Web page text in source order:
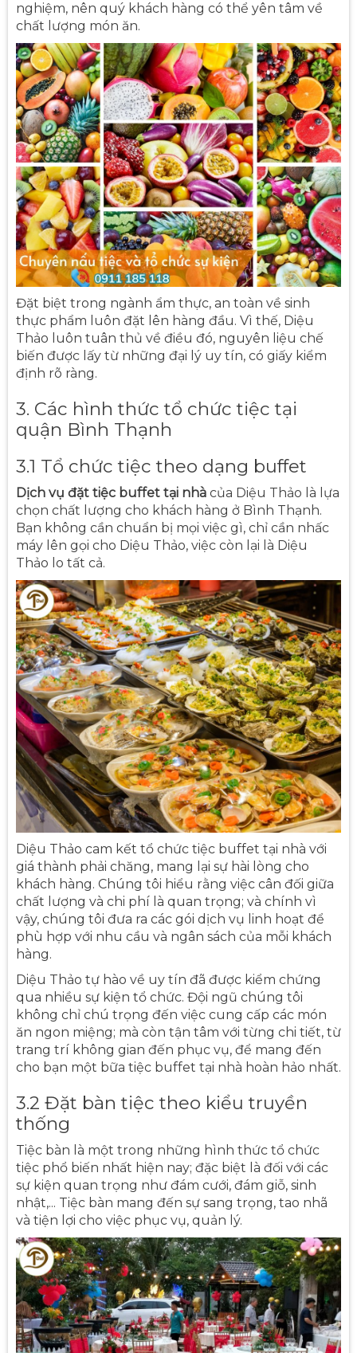
nghiệm, nên quý khách hàng có thể yên tâm về
chất lượng món ăn.
Đặt biệt trong ngành ẩm thực, an toàn về sinh
thực phẩm luôn đặt lên hàng đầu. Vì thế, Diệu
Thảo luôn tuân thủ về điều đó, nguyên liệu chế
biến được lấy từ những đại lý uy tín, có giấy kiểm
định rõ ràng.
3. Các hình thức tổ chức tiệc tại
quận Bình Thạnh
3.1 Tổ chức tiệc theo dạng buffet
Dịch vụ đặt tiệc buffet tại nhà của Diệu Thảo là lựa
chọn chất lượng cho khách hàng ở Bình Thạnh.
Bạn không cần chuẩn bị mọi việc gì, chỉ cần nhấc
máy lên gọi cho Diệu Thảo, việc còn lại là Diệu
Thảo lo tất cả.
Diệu Thảo cam kết tổ chức tiệc buffet tại nhà với
giá thành phải chăng, mang lại sự hài lòng cho
khách hàng. Chúng tôi hiểu rằng việc cân đối giữa
chất lượng và chi phí là quan trọng; và chính vì
vậy, chúng tôi đưa ra các gói dịch vụ linh hoạt để
phù hợp với nhu cầu và ngân sách của mỗi khách
hàng.
Diệu Thảo tự hào về uy tín đã được kiểm chứng
qua nhiều sự kiện tổ chức. Đội ngũ chúng tôi
không chỉ chú trọng đến việc cung cấp các món
ăn ngon miệng; mà còn tận tâm với từng chi tiết, từ
trang trí không gian đến phục vụ, để mang đến
cho bạn một bữa tiệc buffet tại nhà hoàn hảo nhất.
3.2 Đặt bàn tiệc theo kiểu truyền
thống
Tiệc bàn là một trong những hình thức tổ chức
tiệc phổ biến nhất hiện nay; đặc biệt là đối với các
sự kiện quan trọng như đám cưới, đám giỗ, sinh
nhật,... Tiệc bàn mang đến sự sang trọng, tao nhã
và tiện lợi cho việc phục vụ, quản lý.